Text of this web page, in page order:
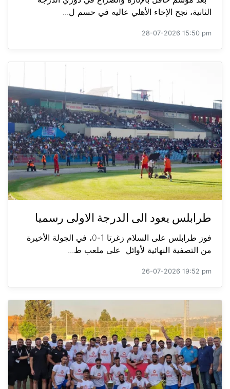
الثانية، نجح الإخاء الأهلي عاليه في حسم ل...
28-07-2026 15:50 pm
طرابلس يعود الى الدرجة الاولى رسميا
فوز طرابلس على السلام زغرتا 1-0، في الجولة الأخيرة
من التصفية النهائية لأوائل على ملعب ط...
26-07-2026 19:52 pm